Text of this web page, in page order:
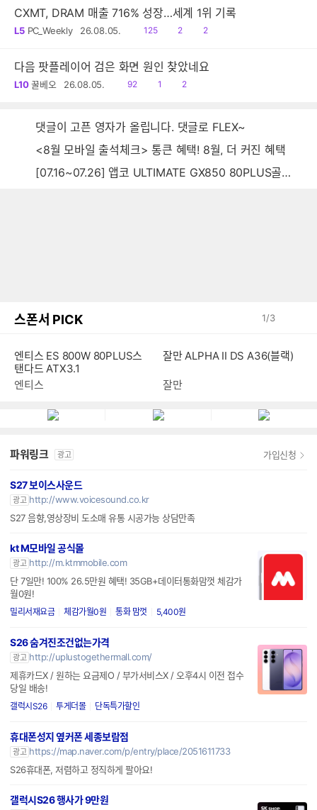
CXMT, DRAM 매출 716% 성장…세계 1위 기록
L5 PC_Weekly 26.08.05.
읽
125
공
2
댓
2
다음 팟플레이어 검은 화면 원인 찾았네요
L10 꿀베오 26.08.05.
읽
92
공1
댓
2
댓글이 고픈 영자가 올립니다. 댓글로 FLEX~
<8월 모바일 출석체크> 통큰 혜택! 8월, 더 커진 혜택
[07.16~07.26] 앱코 ULTIMATE GX850 80PLUS골드 풀모듈러 ATX3.0 블랙
스폰서 PICK 1/3
엔티스 ES 800W 80PLUS스
탠다드 ATX3.1
엔티스
잘만 ALPHA II DS A36(블랙)
잘만
파워링크 광고 가입신청
S27 보이스사운드
광고 http://www.voicesound.co.kr
S27 음향,영상장비 도소매 유통 시공가능 상담만족
kt M모바일 공식몰
광고 http://m.ktmmobile.com
단 7일만! 100% 26.5만원 혜택! 35GB+데이터통화맘껏 체감가
월0원!
밀리서재요금 체감가월0원 통화 맘껏 5,400원
S26 숨겨진조건없는가격
광고 http://uplustogethermall.com/
제휴카드X / 원하는 요금제O / 부가서비스X / 오후4시 이전 접수
당일 배송!
갤럭시S26 투게더몰 단독특가할인
휴대폰성지 옆커폰 세종보람점
광고 https://map.naver.com/p/entry/place/2051611733
S26휴대폰, 저렴하고 정직하게 팔아요!
갤럭시S26 행사가 9만원